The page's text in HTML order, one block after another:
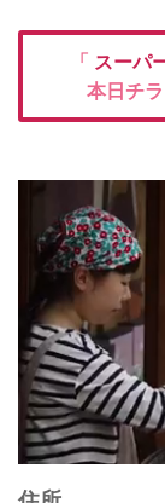
「 スーパ
本日チ